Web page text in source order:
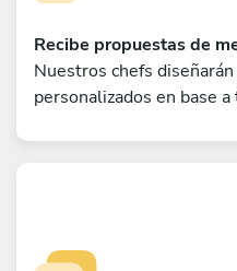
Recibe propuestas de
Nuestros chefs
personalizados en base